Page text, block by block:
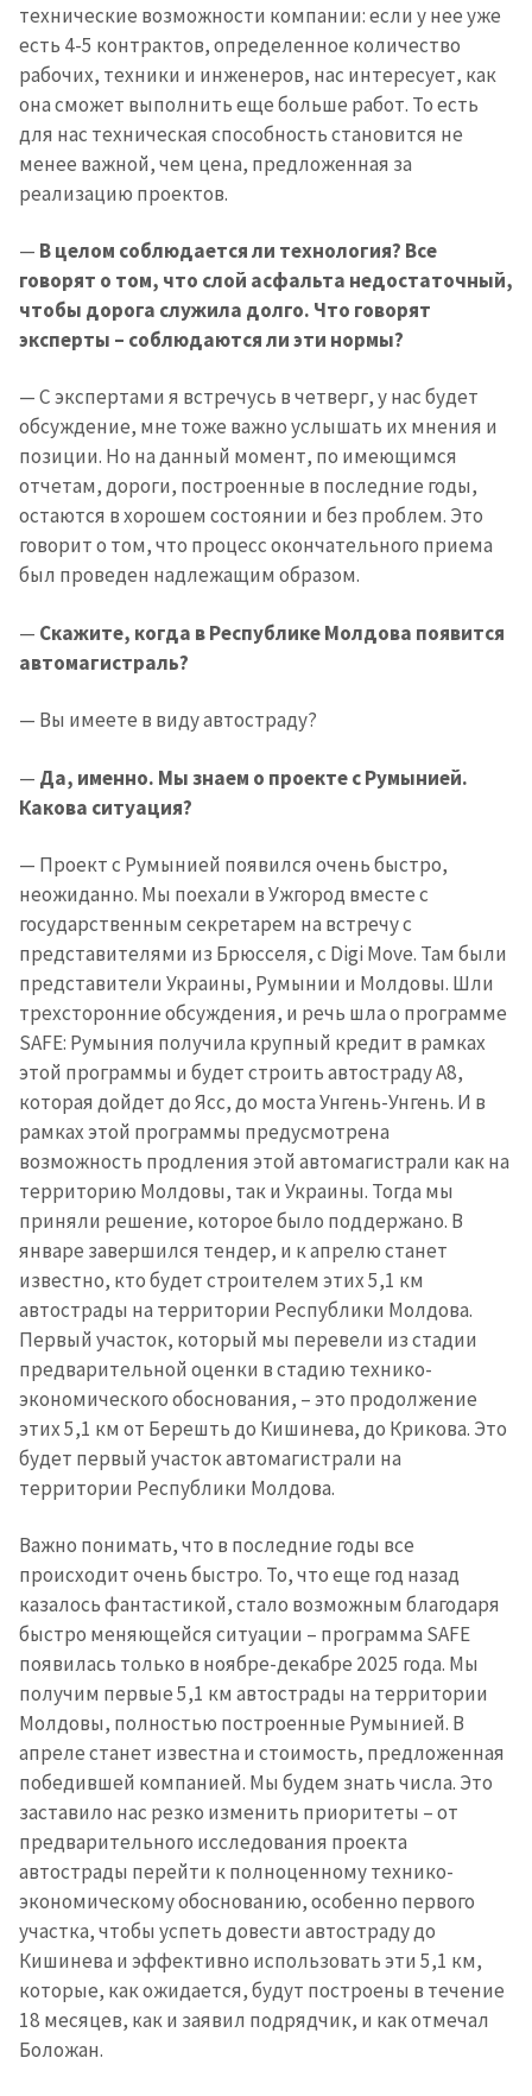
технические возможности компании: если у нее уже
есть 4-5 контрактов, определенное количество
рабочих, техники и инженеров, нас интересует, как
она сможет выполнить еще больше работ. То есть
для нас техническая способность становится не
менее важной, чем цена, предложенная за
реализацию проектов.
— В целом соблюдается ли технология? Все
говорят о том, что слой асфальта недостаточный,
чтобы дорога служила долго. Что говорят
эксперты – соблюдаются ли эти нормы?
— С экспертами я встречусь в четверг, у нас будет
обсуждение, мне тоже важно услышать их мнения и
позиции. Но на данный момент, по имеющимся
отчетам, дороги, построенные в последние годы,
остаются в хорошем состоянии и без проблем. Это
говорит о том, что процесс окончательного приема
был проведен надлежащим образом.
— Скажите, когда в Республике Молдова появится
автомагистраль?
— Вы имеете в виду автостраду?
— Да, именно. Мы знаем о проекте с Румынией.
Какова ситуация?
— Проект с Румынией появился очень быстро,
неожиданно. Мы поехали в Ужгород вместе с
государственным секретарем на встречу с
представителями из Брюсселя, с Digi Move. Там были
представители Украины, Румынии и Молдовы. Шли
трехсторонние обсуждения, и речь шла о программе
SAFE: Румыния получила крупный кредит в рамках
этой программы и будет строить автостраду A8,
которая дойдет до Ясс, до моста Унгень-Унгень. И в
рамках этой программы предусмотрена
возможность продления этой автомагистрали как на
территорию Молдовы, так и Украины. Тогда мы
приняли решение, которое было поддержано. В
январе завершился тендер, и к апрелю станет
известно, кто будет строителем этих 5,1 км
автострады на территории Республики Молдова.
Первый участок, который мы перевели из стадии
предварительной оценки в стадию технико-
экономического обоснования, – это продолжение
этих 5,1 км от Берешть до Кишинева, до Крикова. Это
будет первый участок автомагистрали на
территории Республики Молдова.
Важно понимать, что в последние годы все
происходит очень быстро. То, что еще год назад
казалось фантастикой, стало возможным благодаря
быстро меняющейся ситуации – программа SAFE
появилась только в ноябре-декабре 2025 года. Мы
получим первые 5,1 км автострады на территории
Молдовы, полностью построенные Румынией. В
апреле станет известна и стоимость, предложенная
победившей компанией. Мы будем знать числа. Это
заставило нас резко изменить приоритеты – от
предварительного исследования проекта
автострады перейти к полноценному технико-
экономическому обоснованию, особенно первого
участка, чтобы успеть довести автостраду до
Кишинева и эффективно использовать эти 5,1 км,
которые, как ожидается, будут построены в течение
18 месяцев, как и заявил подрядчик, и как отмечал
Боложан.
МОЯ НОВОСТЬ
Заголовок новости
+ Добавить
заголовок
Фотография
+ Загрузить
изображение
Ссылка на медиа
+ Добавить ссылку на
медиа